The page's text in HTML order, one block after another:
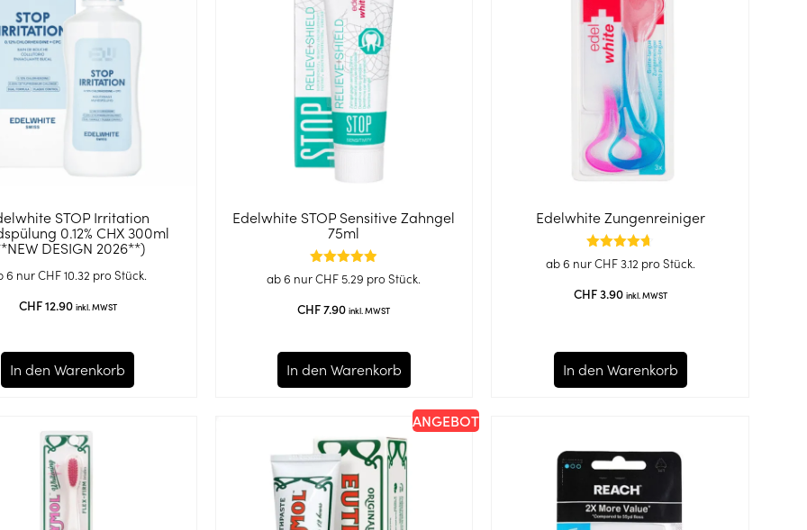
STOP Irritation
0.12% CHX 300ml
DESIGN 2026**)
CHF12.90 inkl. MWST
6 nurCHF10.32 pro Stück.
In den Warenkorb
Edelwhite STOP Sensitive Zahngel
75ml
Bewertet
mit
von 5
CHF7.90 inkl. MWST
ab 6 nurCHF5.29 pro Stück.
In den Warenkorb
Edelwhite Zungenreiniger
Bewertet
mit
von 5
CHF3.90 inkl. MWST
ab 6 nurCHF3.12 pro Stück.
In den Warenkorb
ANGEBOT